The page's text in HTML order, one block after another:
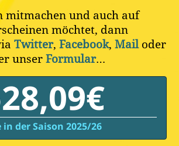
mitmachen und auch auf
möchtet, dann
Twitter, Facebook, Mailoder
unserFormular…
in der Saison 2025/26